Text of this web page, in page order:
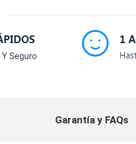
Garantía y FAQs